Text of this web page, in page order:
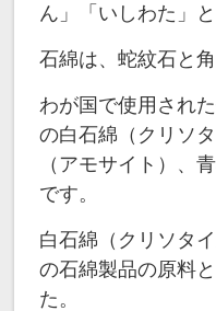
ん」「いしわた」
石綿は、蛇紋石と
わが国で使用され
の白石綿（クリソ
（アモサイト）、
です。
白石綿（クリソタ
の石綿製品の原料
た。